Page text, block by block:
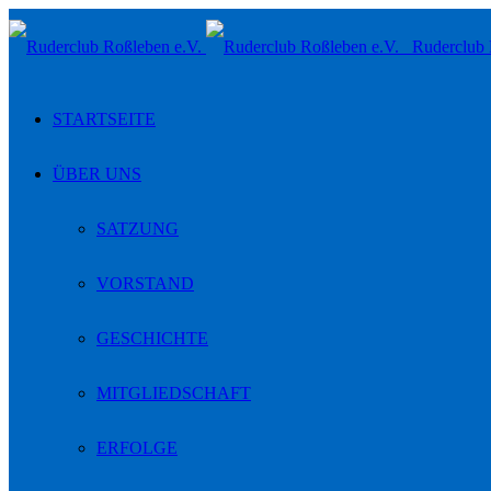
Toggle
navigation
Ruderclub
STARTSEITE
ÜBER UNS
SATZUNG
VORSTAND
GESCHICHTE
MITGLIEDSCHAFT
ERFOLGE